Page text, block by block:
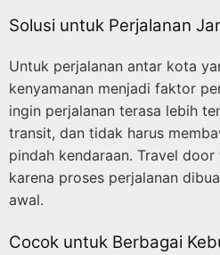
Solusi untuk Perjalanan
Untuk perjalanan antar kota
kenyamanan menjadi faktor
ingin perjalanan terasa lebih
transit, dan tidak harus
pindah kendaraan. Travel
karena proses perjalanan
awal.
Cocok untuk Berbagai